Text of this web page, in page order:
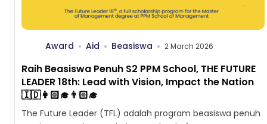
Award Aid Beasiswa 2 March 2026
Raih Beasiswa Penuh S2 PPM School, THE FUTURE
LEADER 18th: Lead with Vision, Impact the Nation
🇮🇩👩🏻‍🎓👨🏻‍🎓
The Future Leader (TFL) adalah program beasiswa penuh